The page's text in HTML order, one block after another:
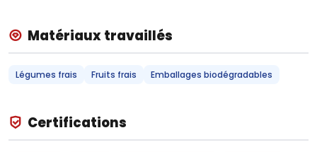
Matériaux travaillés
Légumes frais Fruits frais Emballages biodégradables
Certifications